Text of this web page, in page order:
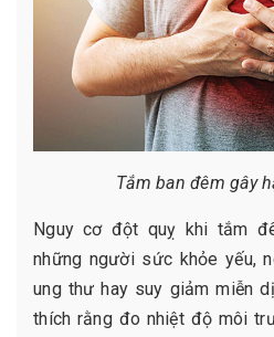
Tắm ban đêm gây
Nguy cơ đột quỵ khi tắm
những người sức khỏe yếu,
ung thư hay suy giảm miễn
thích rằng đo nhiệt độ môi